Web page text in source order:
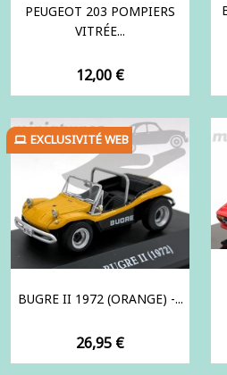
PEUGEOT 203 POMPIERS
VITRÉE...
Prix
12,00 €
BUGRE II 1972 (ORANGE) -...
Prix
26,95 €
EXCLUSIVITÉ WEB